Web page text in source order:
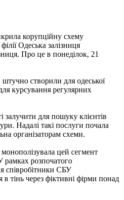
корупційну схему
Одеська залізниця
Про це в понеділок, 21
створили для одеської
курсування регулярних
залучити для пошуку клієнтів
Надалі такі послуги почала
організаторам схеми.
цей сегмент
рамках розпочатого
співробітники СБУ
тінь через фіктивні фірми понад